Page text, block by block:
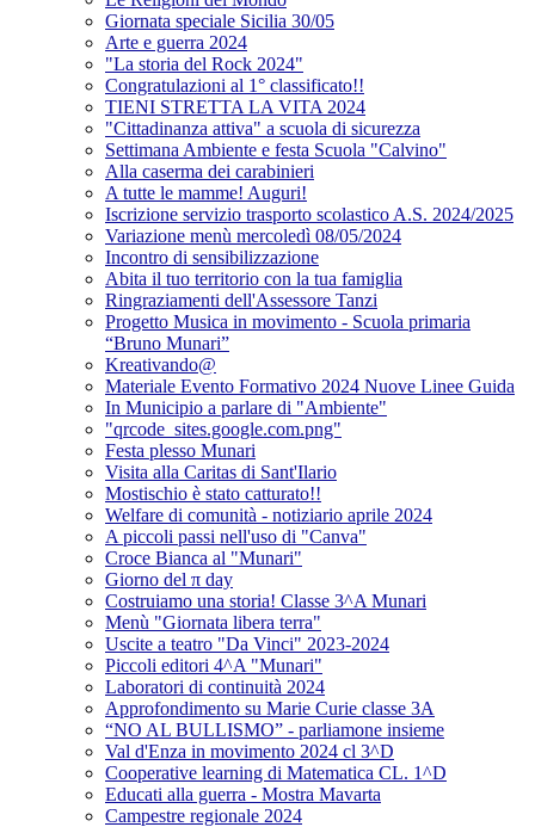
Giornata speciale Sicilia 30/05
Arte e guerra 2024
"La storia del Rock 2024"
Congratulazioni al 1° classificato!!
TIENI STRETTA LA VITA 2024
"Cittadinanza attiva" a scuola di sicurezza
Settimana Ambiente e festa Scuola "Calvino"
Alla caserma dei carabinieri
A tutte le mamme! Auguri!
Iscrizione servizio trasporto scolastico A.S. 2024/2025
Variazione menù mercoledì 08/05/2024
Incontro di sensibilizzazione
Abita il tuo territorio con la tua famiglia
Ringraziamenti dell'Assessore Tanzi
Progetto Musica in movimento - Scuola primaria
“Bruno Munari”
Kreativando@
Materiale Evento Formativo 2024 Nuove Linee Guida
In Municipio a parlare di "Ambiente"
"qrcode_sites.google.com.png"
Festa plesso Munari
Visita alla Caritas di Sant'Ilario
Mostischio è stato catturato!!
Welfare di comunità - notiziario aprile 2024
A piccoli passi nell'uso di "Canva"
Croce Bianca al "Munari"
Giorno del π day
Costruiamo una storia! Classe 3^A Munari
Menù "Giornata libera terra"
Uscite a teatro "Da Vinci" 2023-2024
Piccoli editori 4^A "Munari"
Laboratori di continuità 2024
Approfondimento su Marie Curie classe 3A
“NO AL BULLISMO” - parliamone insieme
Val d'Enza in movimento 2024 cl 3^D
Cooperative learning di Matematica CL. 1^D
Educati alla guerra - Mostra Mavarta
Campestre regionale 2024